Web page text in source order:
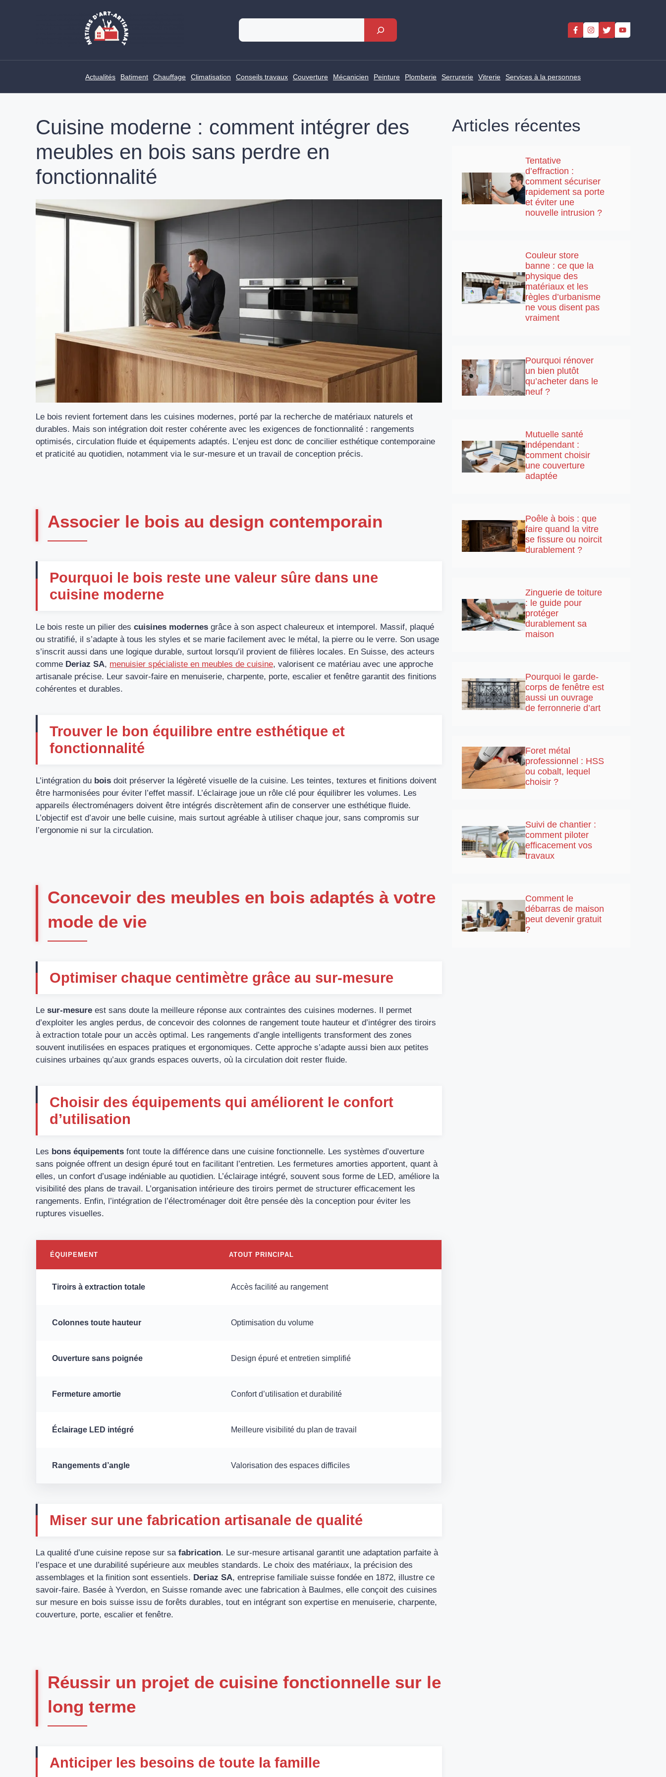
Rechercher
Actualités Batiment Chauffage Climatisation Conseils travaux Couverture Mécanicien Peinture Plomberie Serrurerie Vitrerie Services à la personnes
Cuisine moderne : comment intégrer des
meubles en bois sans perdre en
fonctionnalité
Le bois revient fortement dans les cuisines modernes, porté par la recherche de matériaux naturels et
durables. Mais son intégration doit rester cohérente avec les exigences de fonctionnalité : rangements
optimisés, circulation fluide et équipements adaptés. L’enjeu est donc de concilier esthétique contemporaine
et praticité au quotidien, notamment via le sur-mesure et un travail de conception précis.
Associer le bois au design contemporain
Pourquoi le bois reste une valeur sûre dans une
cuisine moderne
Le bois reste un pilier des cuisines modernes grâce à son aspect chaleureux et intemporel. Massif, plaqué
ou stratifié, il s’adapte à tous les styles et se marie facilement avec le métal, la pierre ou le verre. Son usage
s’inscrit aussi dans une logique durable, surtout lorsqu’il provient de filières locales. En Suisse, des acteurs
comme Deriaz SA, menuisier spécialiste en meubles de cuisine, valorisent ce matériau avec une approche
artisanale précise. Leur savoir-faire en menuiserie, charpente, porte, escalier et fenêtre garantit des finitions
cohérentes et durables.
Trouver le bon équilibre entre esthétique et
fonctionnalité
L’intégration du bois doit préserver la légèreté visuelle de la cuisine. Les teintes, textures et finitions doivent
être harmonisées pour éviter l’effet massif. L’éclairage joue un rôle clé pour équilibrer les volumes. Les
appareils électroménagers doivent être intégrés discrètement afin de conserver une esthétique fluide.
L’objectif est d’avoir une belle cuisine, mais surtout agréable à utiliser chaque jour, sans compromis sur
l’ergonomie ni sur la circulation.
Concevoir des meubles en bois adaptés à votre
mode de vie
Optimiser chaque centimètre grâce au sur-mesure
Le sur-mesure est sans doute la meilleure réponse aux contraintes des cuisines modernes. Il permet
d’exploiter les angles perdus, de concevoir des colonnes de rangement toute hauteur et d’intégrer des tiroirs
à extraction totale pour un accès optimal. Les rangements d’angle intelligents transforment des zones
souvent inutilisées en espaces pratiques et ergonomiques. Cette approche s’adapte aussi bien aux petites
cuisines urbaines qu’aux grands espaces ouverts, où la circulation doit rester fluide.
Choisir des équipements qui améliorent le confort
d’utilisation
Les bons équipements font toute la différence dans une cuisine fonctionnelle. Les systèmes d’ouverture
sans poignée offrent un design épuré tout en facilitant l’entretien. Les fermetures amorties apportent, quant à
elles, un confort d’usage indéniable au quotidien. L’éclairage intégré, souvent sous forme de LED, améliore la
visibilité des plans de travail. L’organisation intérieure des tiroirs permet de structurer efficacement les
rangements. Enfin, l’intégration de l’électroménager doit être pensée dès la conception pour éviter les
ruptures visuelles.
ÉQUIPEMENT ATOUT PRINCIPAL
Tiroirs à extraction totale Accès facilité au rangement
Colonnes toute hauteur Optimisation du volume
Ouverture sans poignée Design épuré et entretien simplifié
Fermeture amortie Confort d’utilisation et durabilité
Éclairage LED intégré Meilleure visibilité du plan de travail
Rangements d’angle Valorisation des espaces difficiles
Miser sur une fabrication artisanale de qualité
La qualité d’une cuisine repose sur sa fabrication. Le sur-mesure artisanal garantit une adaptation parfaite à
l’espace et une durabilité supérieure aux meubles standards. Le choix des matériaux, la précision des
assemblages et la finition sont essentiels. Deriaz SA, entreprise familiale suisse fondée en 1872, illustre ce
savoir-faire. Basée à Yverdon, en Suisse romande avec une fabrication à Baulmes, elle conçoit des cuisines
sur mesure en bois suisse issu de forêts durables, tout en intégrant son expertise en menuiserie, charpente,
couverture, porte, escalier et fenêtre.
Réussir un projet de cuisine fonctionnelle sur le
long terme
Anticiper les besoins de toute la famille
Articles récentes
Tentative
d’effraction :
comment sécuriser
rapidement sa porte
et éviter une
nouvelle intrusion ?
Couleur store
banne : ce que la
physique des
matériaux et les
règles d’urbanisme
ne vous disent pas
vraiment
Pourquoi rénover
un bien plutôt
qu’acheter dans le
neuf ?
Mutuelle santé
indépendant :
comment choisir
une couverture
adaptée
Poêle à bois : que
faire quand la vitre
se fissure ou noircit
durablement ?
Zinguerie de toiture
: le guide pour
protéger
durablement sa
maison
Pourquoi le garde-
corps de fenêtre est
aussi un ouvrage
de ferronnerie d’art
Foret métal
professionnel : HSS
ou cobalt, lequel
choisir ?
Suivi de chantier :
comment piloter
efficacement vos
travaux
Comment le
débarras de maison
peut devenir gratuit
?